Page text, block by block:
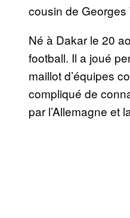
cousin de
Né à Dakar le 20
football. Il a joué
maillot d’équipes
compliqué de
par l’Allemagne et